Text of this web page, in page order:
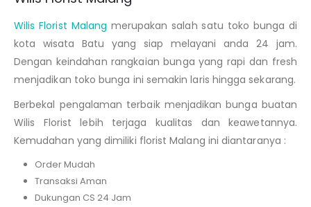
Wilis Florist Malang merupakan salah satu toko bunga di
kota wisata Batu yang siap melayani anda 24 jam.
Dengan keindahan rangkaian bunga yang rapi dan fresh
menjadikan toko bunga ini semakin laris hingga sekarang.
Berbekal pengalaman terbaik menjadikan bunga buatan
Wilis Florist lebih terjaga kualitas dan keawetannya.
Kemudahan yang dimiliki florist Malang ini diantaranya :
Order Mudah
Transaksi Aman
Dukungan CS 24 Jam